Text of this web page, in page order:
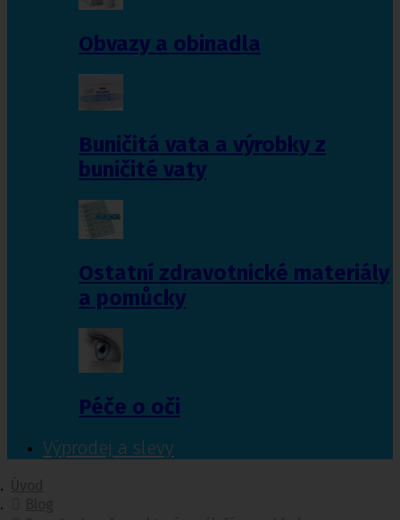
Obvazy a obinadla
Buničitá vata a výrobky z
buničité vaty
Ostatní zdravotnické materiály
a pomůcky
Péče o oči
Výprodej a slevy